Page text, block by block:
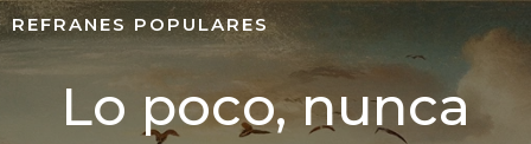
REFRANES POPULARES
Lo poco, nunca